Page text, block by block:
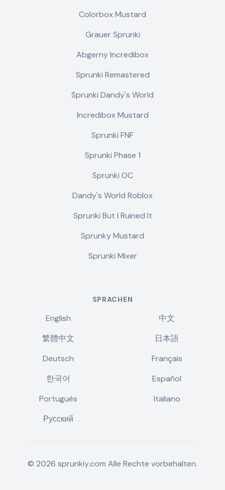
Colorbox Mustard
Grauer Sprunki
Abgerny Incredibox
Sprunki Remastered
Sprunki Dandy's World
Incredibox Mustard
Sprunki FNF
Sprunki Phase 1
Sprunki OC
Dandy's World Roblox
Sprunki But I Ruined It
Sprunky Mustard
Sprunki Mixer
SPRACHEN
English
中文
繁體中文
日本語
Deutsch
Français
한국어
Español
Português
Italiano
Русский
© 2026 sprunkiy.com Alle Rechte vorbehalten.